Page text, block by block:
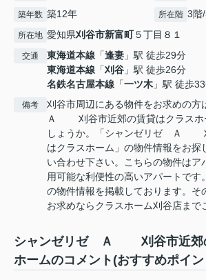
築年数 築12年 所在階 3階
所在地 愛知県刈谷市新富町５丁目８１
交通 東海道本線 「逢妻 」駅 徒歩29分
東海道本線 「刈谷 」駅 徒歩26分
名鉄名古屋本線 「一ツ木 」駅 徒歩
備考
刈谷市周辺にある物件をお求めの
Ａ 刈谷市近郊の賃貸はクラスホ
しょうか。「シャンゼリゼ Ａ
はクラスホーム」の物件情報をお探
い合わせ下さい。こちらの物件はア
用可能な利便性の高いアパートです
の物件情報を掲載しております。そ
お求めならクラスホーム刈谷店まで
シャンゼリゼ Ａ 刈谷市近郊
ホームのコメント(おすすめポイン